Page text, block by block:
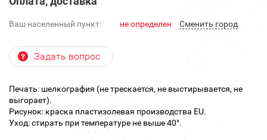
Ваш населенный пункт: не определен Cменить город
Задать вопрос
Печать: шелкография (не трескается, не выстирывается, не
выгорает).
Рисунок: краска пластизолевая производства EU.
Уход: стирать при температуре не выше 40°.